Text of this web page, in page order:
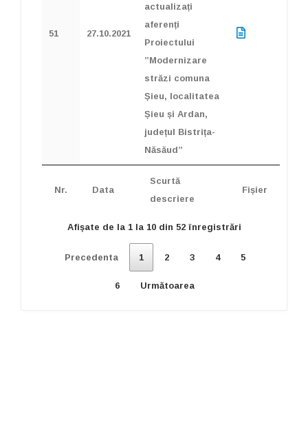
51 27.10.2021
actualizați
aferenți
Proiectului
”Modernizare
străzi comuna
Șieu, localitatea
Șieu și Ardan,
județul Bistrița-
Năsăud”
Nr. Data
Scurtă
descriere
Fișier
Afișate de la 1 la 10 din 52 înregistrări
Precedenta 1 2 3 4 5
6 Următoarea